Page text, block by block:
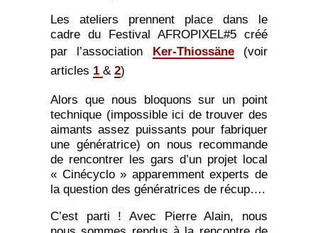
Les ateliers prennent place dans le
cadre du Festival AFROPIXEL#5 créé
par l’association Ker-Thiossäne(voir
articles 1 & 2)
Alors que nous bloquons sur un point
technique (impossible ici de trouver des
aimants assez puissants pour fabriquer
une génératrice) on nous recommande
de rencontrer les gars d’un projet local
« Cinécyclo » apparemment experts de
la question des génératrices de récup….
C’est parti ! Avec Pierre Alain, nous